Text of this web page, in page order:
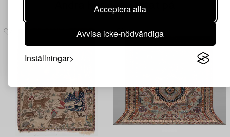
Acceptera alla
Avvisa icke-nödvändiga
Inställningar
Andra har även tittat på